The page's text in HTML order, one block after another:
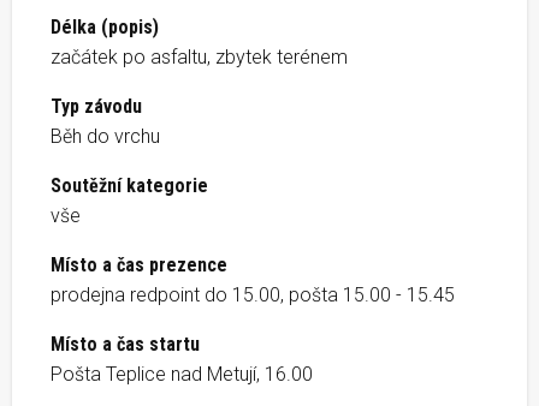
Délka (popis)
začátek po asfaltu, zbytek terénem
Typ závodu
Běh do vrchu
Soutěžní kategorie
vše
Místo a čas prezence
prodejna redpoint do 15.00, pošta 15.00 - 15.45
Místo a čas startu
Pošta Teplice nad Metují, 16.00